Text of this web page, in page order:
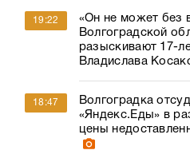
19:22
«Он не может без
Волгоградской
разыскивают 17-
Владислава
18:47
Волгоградка
«Яндекс.Еды» в
цены